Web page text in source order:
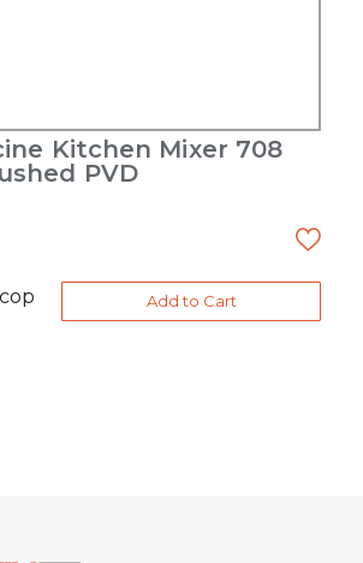
Kitchen Mixer 708
PVD
cop
Add to Cart